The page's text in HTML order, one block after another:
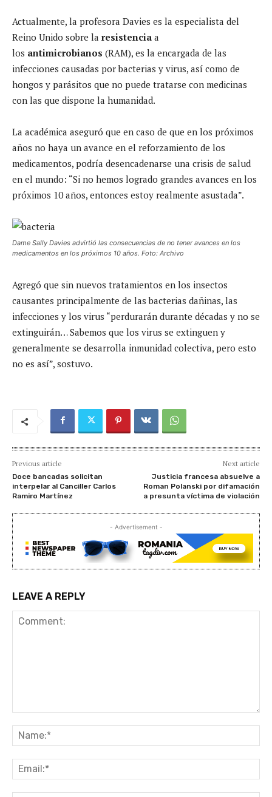
Actualmente, la profesora Davies es la especialista del
Reino Unido sobre la resistencia a
los antimicrobianos (RAM), es la encargada de las
infecciones causadas por bacterias y virus, así como de
hongos y parásitos que no puede tratarse con medicinas
con las que dispone la humanidad.
La académica aseguró que en caso de que en los próximos
años no haya un avance en el reforzamiento de los
medicamentos, podría desencadenarse una crisis de salud
en el mundo: “Si no hemos logrado grandes avances en los
próximos 10 años, entonces estoy realmente asustada”.
Dame Sally Davies advirtió las consecuencias de no tener avances en los
medicamentos en los próximos 10 años. Foto: Archivo
Agregó que sin nuevos tratamientos en los insectos
causantes principalmente de las bacterias dañinas, las
infecciones y los virus “perdurarán durante décadas y no se
extinguirán… Sabemos que los virus se extinguen y
generalmente se desarrolla inmunidad colectiva, pero esto
no es así”, sostuvo.
Previous article
Doce bancadas solicitan
interpelar al Canciller Carlos
Ramiro Martínez
Next article
Justicia francesa absuelve a
Roman Polanski por difamación
a presunta víctima de violación
- Advertisement -
LEAVE A REPLY